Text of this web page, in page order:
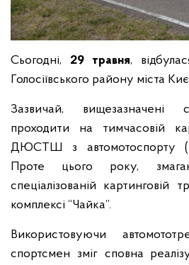
Сьогодні, 29 травня,
Голосіївського району міста
Зазвичай, вищезазначені
проходити на тимчасовій
ДЮСТШ з автомотоспорту
Проте цього року,
спеціалізованій картинговій
комплексі “Чайка”.
Використовуючи
спортсмен зміг сповна